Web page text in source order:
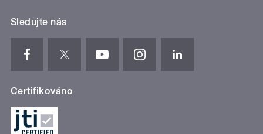
Sledujte nás
Certifikováno